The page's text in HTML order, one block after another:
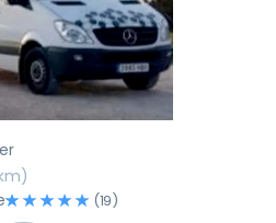
Successivo
(19)